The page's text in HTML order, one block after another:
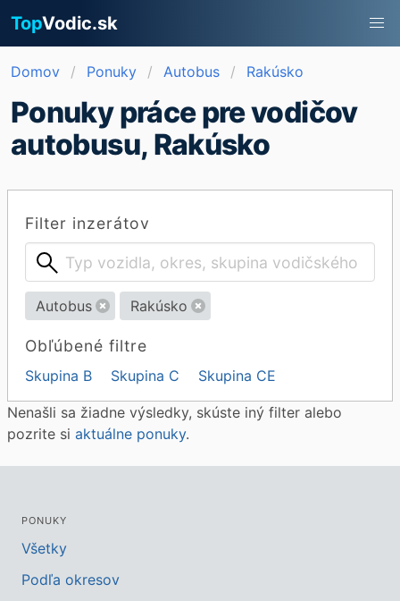
TopVodic.sk
Domov Ponuky Autobus Rakúsko
Ponuky práce pre vodičov
autobusu, Rakúsko
Filter inzerátov
Autobus Rakúsko
Obľúbené filtre
Skupina B Skupina C Skupina CE
Nenašli sa žiadne výsledky, skúste iný filter alebo
pozrite si aktuálne ponuky.
PONUKY
Všetky
Podľa okresov